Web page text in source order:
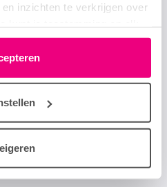
inzichten te verkrijgen over
via het cookie-icoontje
lijst met partners is te vinden